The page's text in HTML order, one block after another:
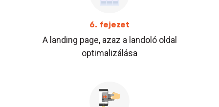
6. fejezet
A landing page, azaz a landoló oldal
optimalizálása